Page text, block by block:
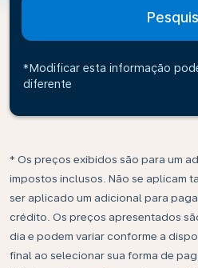
*Modificar esta informação
diferente
* Os preços exibidos são para um
impostos inclusos. Não se aplicam
ser aplicado um adicional para
crédito. Os preços apresentados
dia e podem variar conforme a
final ao selecionar sua forma de